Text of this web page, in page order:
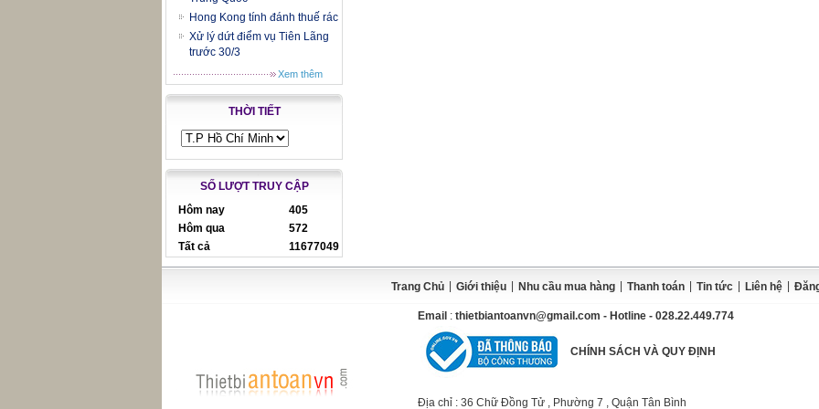
Hong Kong tính đánh thuế rác
Xử lý dứt điểm vụ Tiên Lãng
trước 30/3
Xem thêm
THỜI TIẾT
SỐ LƯỢT TRUY CẬP
Hôm nay
405
Hôm qua
572
Tất cả
11677049
Trang Chủ Giới thiệu Nhu cầu mua hàng Thanh toán Tin tức Liên hệ
Email : thietbiantoanvn@gmail.com - Hotline - 028.22.449.774
CHÍNH SÁCH VÀ QUY ĐỊNH
Địa chỉ : 36 Chữ Đồng Tử , Phường 7 , Quận Tân Bình